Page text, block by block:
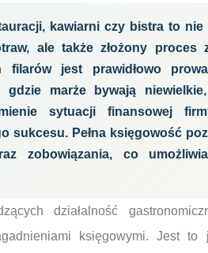
kawiarni czy bistra to
ale także złożony proces
filarów jest prawidłowo
gdzie marże bywają
sytuacji finansowej
sukcesu. Pełna księgowość
zobowiązania, co
działalność
księgowymi. Jest